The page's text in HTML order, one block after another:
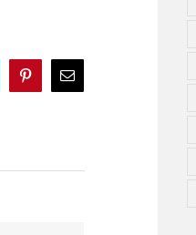
PinterestCorreo
electrónico